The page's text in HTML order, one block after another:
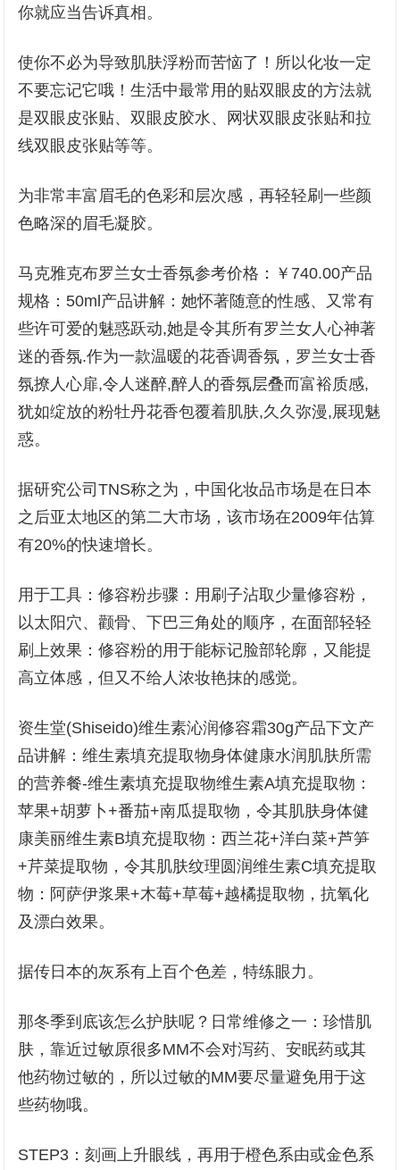
你就应当告诉真相。
使你不必为导致肌肤浮粉而苦恼了！所以化妆一定
不要忘记它哦！生活中最常用的贴双眼皮的方法就
是双眼皮张贴、双眼皮胶水、网状双眼皮张贴和拉
线双眼皮张贴等等。
为非常丰富眉毛的色彩和层次感，再轻轻刷一些颜
色略深的眉毛凝胶。
马克雅克布罗兰女士香氛参考价格：￥740.00产品
规格：50ml产品讲解：她怀著随意的性感、又常有
些许可爱的魅惑跃动,她是令其所有罗兰女人心神著
迷的香氛.作为一款温暖的花香调香氛，罗兰女士香
氛撩人心扉,令人迷醉,醉人的香氛层叠而富裕质感,
犹如绽放的粉牡丹花香包覆着肌肤,久久弥漫,展现魅
惑。
据研究公司TNS称之为，中国化妆品市场是在日本
之后亚太地区的第二大市场，该市场在2009年估算
有20%的快速增长。
用于工具：修容粉步骤：用刷子沾取少量修容粉，
以太阳穴、颧骨、下巴三角处的顺序，在面部轻轻
刷上效果：修容粉的用于能标记脸部轮廓，又能提
高立体感，但又不给人浓妆艳抹的感觉。
资生堂(Shiseido)维生素沁润修容霜30g产品下文产
品讲解：维生素填充提取物身体健康水润肌肤所需
的营养餐-维生素填充提取物维生素A填充提取物：
苹果+胡萝卜+番茄+南瓜提取物，令其肌肤身体健
康美丽维生素B填充提取物：西兰花+洋白菜+芦笋
+芹菜提取物，令其肌肤纹理圆润维生素C填充提取
物：阿萨伊浆果+木莓+草莓+越橘提取物，抗氧化
及漂白效果。
据传日本的灰系有上百个色差，特练眼力。
那冬季到底该怎么护肤呢？日常维修之一：珍惜肌
肤，靠近过敏原很多MM不会对泻药、安眠药或其
他药物过敏的，所以过敏的MM要尽量避免用于这
些药物哦。
STEP3：刻画上升眼线，再用于橙色系由或金色系